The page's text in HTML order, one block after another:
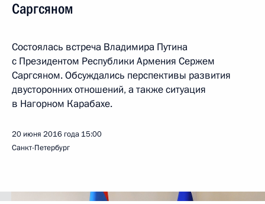
Саргсяном
Состоялась встреча Владимира Путина
с Президентом Республики Армения Сержем
Саргсяном. Обсуждались перспективы развития
двусторонних отношений, а также ситуация
в Нагорном Карабахе.
20 июня 2016 года 15:00
Санкт-Петербург